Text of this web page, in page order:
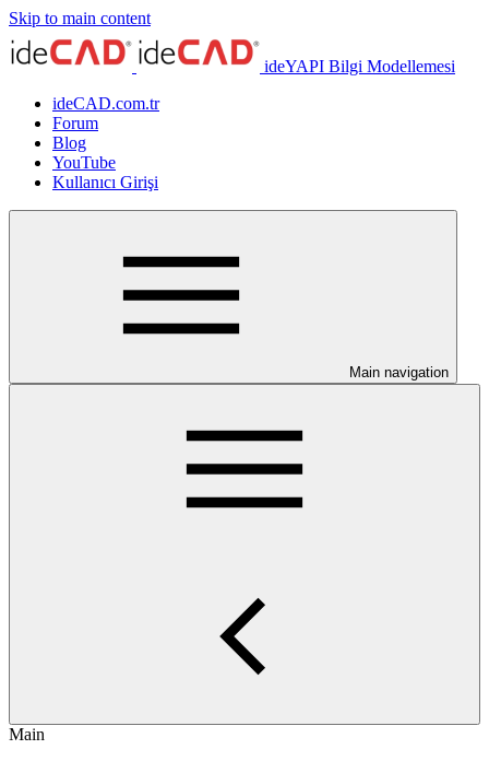
Skip to main content
ideYAPI Bilgi Modellemesi
ideCAD.com.tr
Forum
Blog
YouTube
Kullanıcı Girişi
Main navigation
Main